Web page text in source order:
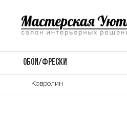
ОБОИ/ФРЕСКИ
Ковролин